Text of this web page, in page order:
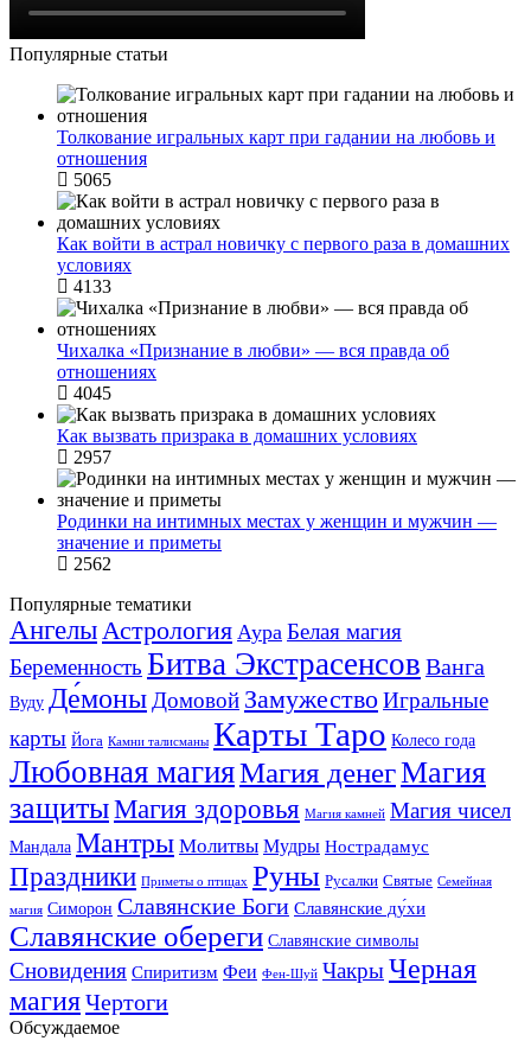
Популярные статьи
Толкование игральных карт при гадании на любовь и
отношения
5065
Как войти в астрал новичку с первого раза в домашних
условиях
4133
Чихалка «Признание в любви» — вся правда об
отношениях
4045
Как вызвать призрака в домашних условиях
2957
Родинки на интимных местах у женщин и мужчин —
значение и приметы
2562
Популярные тематики
АнгелыАстрология Аура Белая магия
Беременность Битва Экстрасенсов Ванга
Вуду Де́моны Домовой ЗамужествоИгральные
карты Йога Камни талисманы Карты Таро Колесо года
Любовная магияМагия денегМагия
защитыМагия здоровья Магия камней Магия чисел
Мандала Мантры Молитвы Мудры Нострадамус
Праздники Приметы о птицах Руны Русалки Святые Семейная
магия Симорон Славянские Боги Славянские ду́хи
Славянские обереги Славянские символы
Сновидения Спиритизм Феи Фен-Шуй ЧакрыЧерная
магияЧертоги
Обсуждаемое